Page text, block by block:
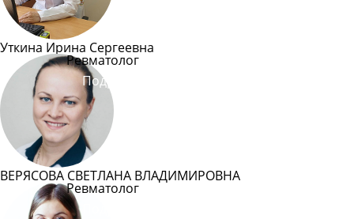
Уткина Ирина Сергеевна
Ревматолог
Подробнее
ВЕРЯСОВА СВЕТЛАНА ВЛАДИМИРОВНА
Ревматолог